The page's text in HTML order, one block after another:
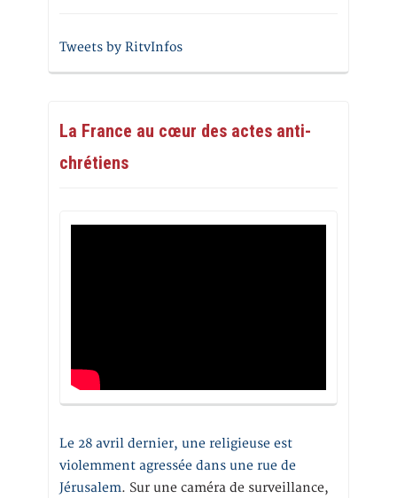
Tweets by RitvInfos
La France au cœur des actes anti-
chrétiens
Le 28 avril dernier, une religieuse est
violemment agressée dans une rue de
Jérusalem. Sur une caméra de surveillance,